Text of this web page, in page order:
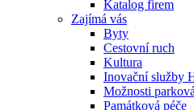
Katalog firem
Zajímá vás
Byty
Cestovní ruch
Kultura
Inovační služby
Možnosti
Památková péče